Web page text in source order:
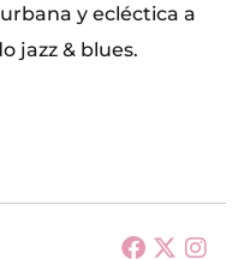
y ecléctica a
jazz & blues.